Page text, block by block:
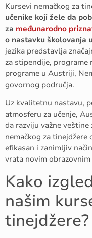
Kursevi nemačkog za
učenike koji žele da
za međunarodno
o nastavku školovanja
jezika predstavlja
za stipendije, programe
programe u Austriji,
govornog područja.
Uz kvalitetnu nastavu,
atmosferu za učenje,
da razviju važne
nemačkog za tinejdžere
efikasan i zanimljiv
vrata novim
Kako
našim
tinejdžere?